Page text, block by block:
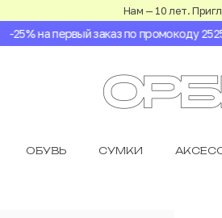
Нам — 10 лет.
-25% на первый заказ по промокоду 2525
ОБУВЬ СУМКИ